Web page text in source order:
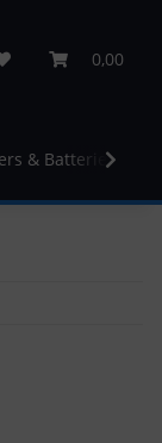
0,00
& Batteries